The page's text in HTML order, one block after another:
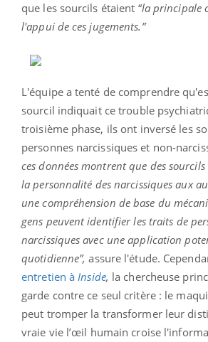
que les sourcils étaient “la principale
l'appui de ces jugements.”
L'équipe a tenté de comprendre
sourcil indiquait ce trouble
troisième phase, ils ont inversé les
personnes narcissiques et non-
ces données montrent que des
la personnalité des narcissiques aux
une compréhension de base du
gens peuvent identifier les traits de
narcissiques avec une application
quotidienne”, assure l'étude.
entretien àInside, la chercheuse
garde contre ce seul critère : le
peut tromper la transformer leur
vraie vie l’œil humain croise